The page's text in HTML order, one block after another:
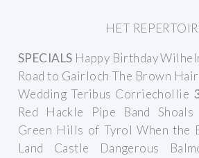
HET
SPECIALS Happy Birthday
Road to GairlochThe Brown
Wedding Teribus Corriechollie
Red Hackle Pipe Band
Green Hills of TyrolWhen the
Land Castle Dangerous